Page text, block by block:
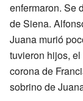
enfermaron. Se
de Siena.
Juana murió
tuvieron hijos,
corona de
sobrino de